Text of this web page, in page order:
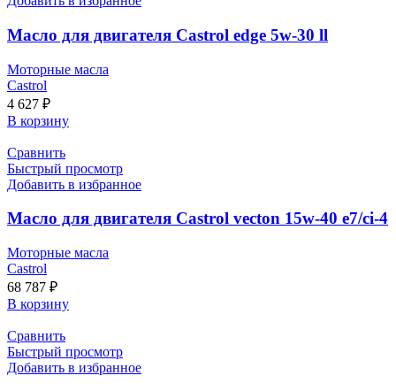
Масло для двигателя Castrol edge 5w-30 ll
Моторные масла
Castrol
4 627 ₽
В корзину
Сравнить
Быстрый просмотр
Добавить в избранное
Масло для двигателя Castrol vecton 15w-40 e7/ci-4
Моторные масла
Castrol
68 787 ₽
В корзину
Сравнить
Быстрый просмотр
Добавить в избранное